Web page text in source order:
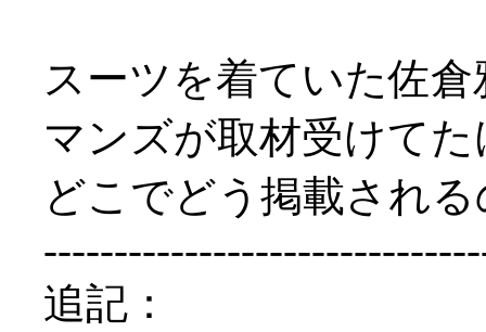
スーツを着ていた佐
マンズが取材受けて
どこでどう掲載され
追記：